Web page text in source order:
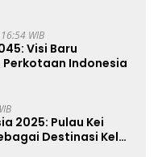
WIB
Visi Baru
Perkotaan Indonesia
2025: Pulau Kei
Destinasi Kelas